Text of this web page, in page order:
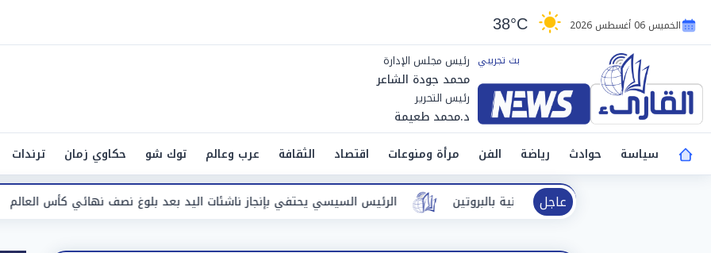
الخميس 06 أغسطس 2026 38°C
رئيس مجلس الإدارة
محمد جودة الشاعر
رئيس التحرير
د.محمد طعيمة
سياسة
حوادث رياضة الفن مرأة ومنوعات اقتصاد الثقافة عرب وعالم توك شو حكاوي زمان ترندات
عاجل
وزيرة التضامن الرئيس السيسي يحتفي بإنجاز ناشئات اليد بعد بلوغ نصف نهائي كأس العالم